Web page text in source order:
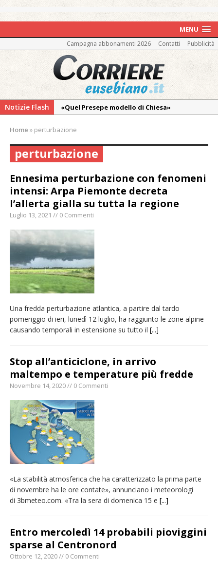
MENU
Campagna abbonamenti 2026 Contatti Pubblicità
Notizie Flash
«Quel Presepe modello di Chiesa»
Ringraziamento: convegno, messa e
mercatino agricolo
Pro vs Saluzzo, amichevole di buon riscontro
Piscina ex Enal non balneabile dopo i controlli
dell’Asl. Il Comune: «Misura precauzionale e
provvisoria»
La Pro verso l’avvio della Stagione
La Regione stanzia oltre 38mila euro per il
carnevale di Santhià. La soddisfazione della
Pro Loco
Il Piemonte ha avviato la richiesta di calamità
naturale per la siccità estrema e gli incendi
dell’arcivescovo mons. Marco Arnolfo
Home » perturbazione
perturbazione
Ennesima perturbazione con fenomeni
intensi: Arpa Piemonte decreta
l’allerta gialla su tutta la regione
Luglio 13, 2021 // 0 Commenti
Una fredda perturbazione atlantica, a partire dal tardo
pomeriggio di ieri, lunedì 12 luglio, ha raggiunto le zone alpine
causando temporali in estensione su tutto il [...]
Stop all’anticiclone, in arrivo
maltempo e temperature più fredde
Novembre 14, 2020 // 0 Commenti
«La stabilità atmosferica che ha caratterizzato la prima parte
di novembre ha le ore contate», annunciano i meteorologi
di 3bmeteo.com. «Tra la sera di domenica 15 e [...]
Entro mercoledì 14 probabili pioviggini
sparse al Centronord
Ottobre 12, 2020 // 0 Commenti